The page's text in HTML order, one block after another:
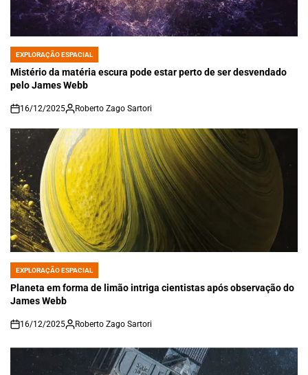
POSTED
IN
EXPLORAÇÃO ESPACIAL
Mistério da matéria escura pode estar perto de ser desvendado
pelo James Webb
on
16/12/2025 Roberto Zago Sartori
POSTED
IN
EXPLORAÇÃO ESPACIAL
Planeta em forma de limão intriga cientistas após observação do
James Webb
on
16/12/2025 Roberto Zago Sartori